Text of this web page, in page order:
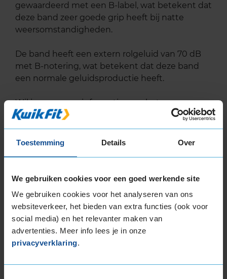
Toestemming Details Over
We gebruiken cookies voor een goed werkende site
We gebruiken cookies voor het analyseren van ons
websiteverkeer, het bieden van extra functies (ook voor
social media) en het relevanter maken van
advertenties. Meer info lees je in onze
privacyverklaring.
gewaardeerd met een B-label, wat betekent dat
deze band zeer goede grip heeft bij natte
weersomstandigheden.
De band heeft een extern rolgeluid van 70 dB
met B-notering, wat betekent dat deze band
een normale geluidsproductie heeft.
Wil je nog meer informatie over het
bandenlabel van deze band, klik dan
hier
Bandenmontagepakketten
Kies je
bandenmaat omvang (inch)